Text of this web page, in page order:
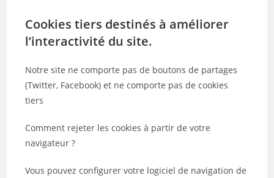
Cookies tiers destinés à améliorer
l’interactivité du site.
Notre site ne comporte pas de boutons de partages
(Twitter, Facebook) et ne comporte pas de cookies
tiers
Comment rejeter les cookies à partir de votre
navigateur ?
Vous pouvez configurer votre logiciel de navigation de